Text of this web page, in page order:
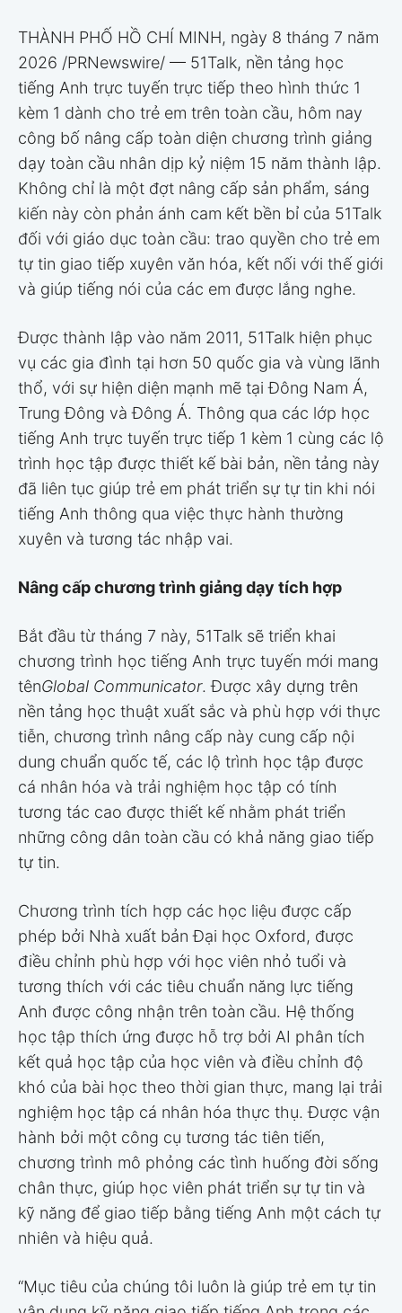
THÀNH PHỐ HỒ CHÍ MINH, ngày 8 tháng 7 năm
2026 /PRNewswire/ — 51Talk, nền tảng học
tiếng Anh trực tuyến trực tiếp theo hình thức 1
kèm 1 dành cho trẻ em trên toàn cầu, hôm nay
công bố nâng cấp toàn diện chương trình giảng
dạy toàn cầu nhân dịp kỷ niệm 15 năm thành lập.
Không chỉ là một đợt nâng cấp sản phẩm, sáng
kiến này còn phản ánh cam kết bền bỉ của 51Talk
đối với giáo dục toàn cầu: trao quyền cho trẻ em
tự tin giao tiếp xuyên văn hóa, kết nối với thế giới
và giúp tiếng nói của các em được lắng nghe.
Được thành lập vào năm 2011, 51Talk hiện phục
vụ các gia đình tại hơn 50 quốc gia và vùng lãnh
thổ, với sự hiện diện mạnh mẽ tại Đông Nam Á,
Trung Đông và Đông Á. Thông qua các lớp học
tiếng Anh trực tuyến trực tiếp 1 kèm 1 cùng các lộ
trình học tập được thiết kế bài bản, nền tảng này
đã liên tục giúp trẻ em phát triển sự tự tin khi nói
tiếng Anh thông qua việc thực hành thường
xuyên và tương tác nhập vai.
Nâng cấp chương trình giảng dạy tích hợp
Bắt đầu từ tháng 7 này, 51Talk sẽ triển khai
chương trình học tiếng Anh trực tuyến mới mang
tênGlobal Communicator. Được xây dựng trên
nền tảng học thuật xuất sắc và phù hợp với thực
tiễn, chương trình nâng cấp này cung cấp nội
dung chuẩn quốc tế, các lộ trình học tập được
cá nhân hóa và trải nghiệm học tập có tính
tương tác cao được thiết kế nhằm phát triển
những công dân toàn cầu có khả năng giao tiếp
tự tin.
Chương trình tích hợp các học liệu được cấp
phép bởi Nhà xuất bản Đại học Oxford, được
điều chỉnh phù hợp với học viên nhỏ tuổi và
tương thích với các tiêu chuẩn năng lực tiếng
Anh được công nhận trên toàn cầu. Hệ thống
học tập thích ứng được hỗ trợ bởi AI phân tích
kết quả học tập của học viên và điều chỉnh độ
khó của bài học theo thời gian thực, mang lại trải
nghiệm học tập cá nhân hóa thực thụ. Được vận
hành bởi một công cụ tương tác tiên tiến,
chương trình mô phỏng các tình huống đời sống
chân thực, giúp học viên phát triển sự tự tin và
kỹ năng để giao tiếp bằng tiếng Anh một cách tự
nhiên và hiệu quả.
“Mục tiêu của chúng tôi luôn là giúp trẻ em tự tin